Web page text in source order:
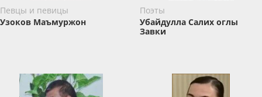
Певцы и певицы
Узоков Маъмуржон
Поэты
Убайдулла Салих оглы
Завки